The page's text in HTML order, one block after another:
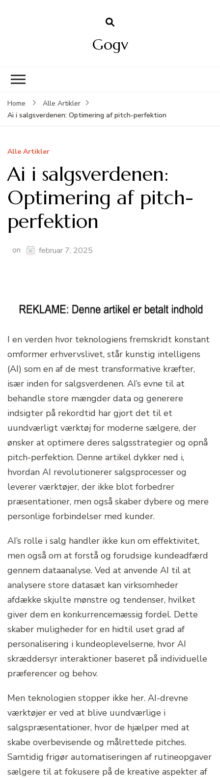
Gogv
Home
Alle Artikler
Ai i salgsverdenen: Optimering af pitch-perfektion
Alle Artikler
Ai i salgsverdenen:
Optimering af pitch-
perfektion
on februar 7, 2025
I en verden hvor teknologiens fremskridt konstant
omformer erhvervslivet, står kunstig intelligens
(AI) som en af de mest transformative kræfter,
især inden for salgsverdenen. AI’s evne til at
behandle store mængder data og generere
indsigter på rekordtid har gjort det til et
uundværligt værktøj for moderne sælgere, der
ønsker at optimere deres salgsstrategier og opnå
pitch-perfektion. Denne artikel dykker ned i,
hvordan AI revolutionerer salgsprocesser og
leverer værktøjer, der ikke blot forbedrer
præsentationer, men også skaber dybere og mere
personlige forbindelser med kunder.
AI’s rolle i salg handler ikke kun om effektivitet,
men også om at forstå og forudsige kundeadfærd
gennem dataanalyse. Ved at anvende AI til at
analysere store datasæt kan virksomheder
afdække skjulte mønstre og tendenser, hvilket
giver dem en konkurrencemæssig fordel. Dette
skaber muligheder for en hidtil uset grad af
personalisering i kundeoplevelserne, hvor AI
skræddersyr interaktioner baseret på individuelle
præferencer og behov.
Men teknologien stopper ikke her. AI-drevne
værktøjer er ved at blive uundværlige i
salgspræsentationer, hvor de hjælper med at
skabe overbevisende og målrettede pitches.
Samtidig frigør automatiseringen af rutineopgaver
sælgere til at fokusere på de kreative aspekter af